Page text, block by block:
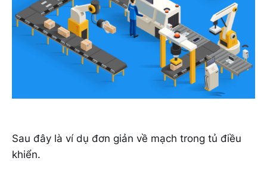
Sau đây là ví dụ đơn giản về mạch trong tủ điều
khiển.